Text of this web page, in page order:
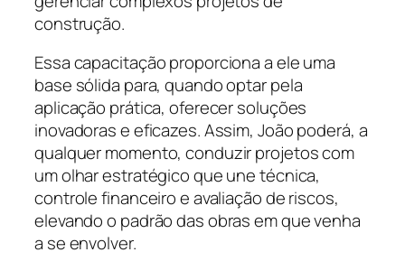
construção.
Essa capacitação proporciona a ele uma
base sólida para, quando optar pela
aplicação prática, oferecer soluções
inovadoras e eficazes. Assim, João poderá, a
qualquer momento, conduzir projetos com
um olhar estratégico que une técnica,
controle financeiro e avaliação de riscos,
elevando o padrão das obras em que venha
a se envolver.